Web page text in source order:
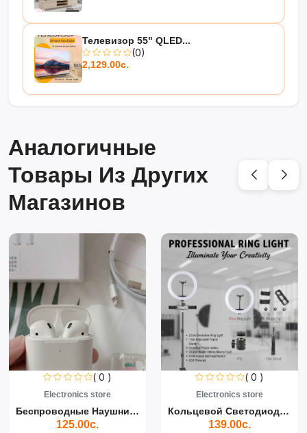
Телевизор 55" QLED...
(0)
2,129.00с.
Аналогичные
Товары Из Других
Магазинов
( 0 )
Electronics store
Беспроводные Наушники Air...
125.00с.
( 0 )
Electronics store
Кольцевой Светодиодный Св...
139.00с.